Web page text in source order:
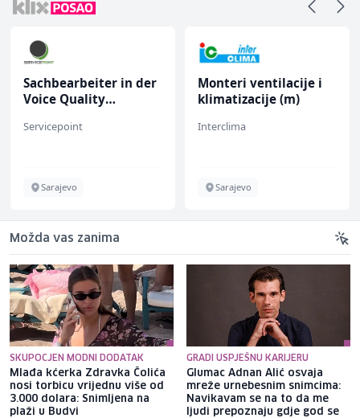
Sachbearbeiter in der
Voice Quality
Servicepoint
Sarajevo
Monteri ventilacije i
klimatizacije (m)
Interclima
Sarajevo
Možda vas zanima
SKUPOCJEN MODNI DODATAK
Mlađa kćerka Zdravka Čolića
nosi torbicu vrijednu više od
3.000 dolara: Snimljena na
plaži u Budvi
GRADI USPJEŠNU KARIJERU
Glumac Adnan Alić osvaja
mreže urnebesnim snimcima:
Navikavam se na to da me
ljudi prepoznaju gdje god se